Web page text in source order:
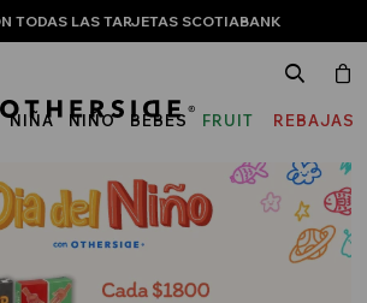
TODAS LAS TARJETAS SCOTIABANK
NIÑA NIÑO BEBÉS
FRUIT
THE
LOOM
REBAJAS